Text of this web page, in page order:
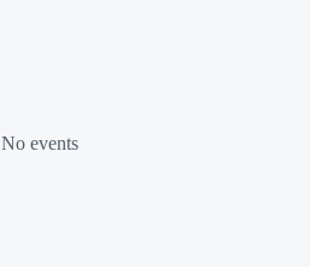
No events